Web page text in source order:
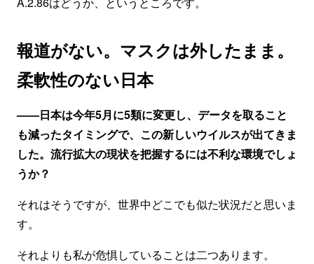
報道がない。マスクは外したまま。
柔軟性のない日本
——日本は今年5月に5類に変更し、データを取ること
も減ったタイミングで、この新しいウイルスが出てきま
した。流行拡大の現状を把握するには不利な環境でしょ
うか？
それはそうですが、世界中どこでも似た状況だと思いま
す。
それよりも私が危惧していることは二つあります。